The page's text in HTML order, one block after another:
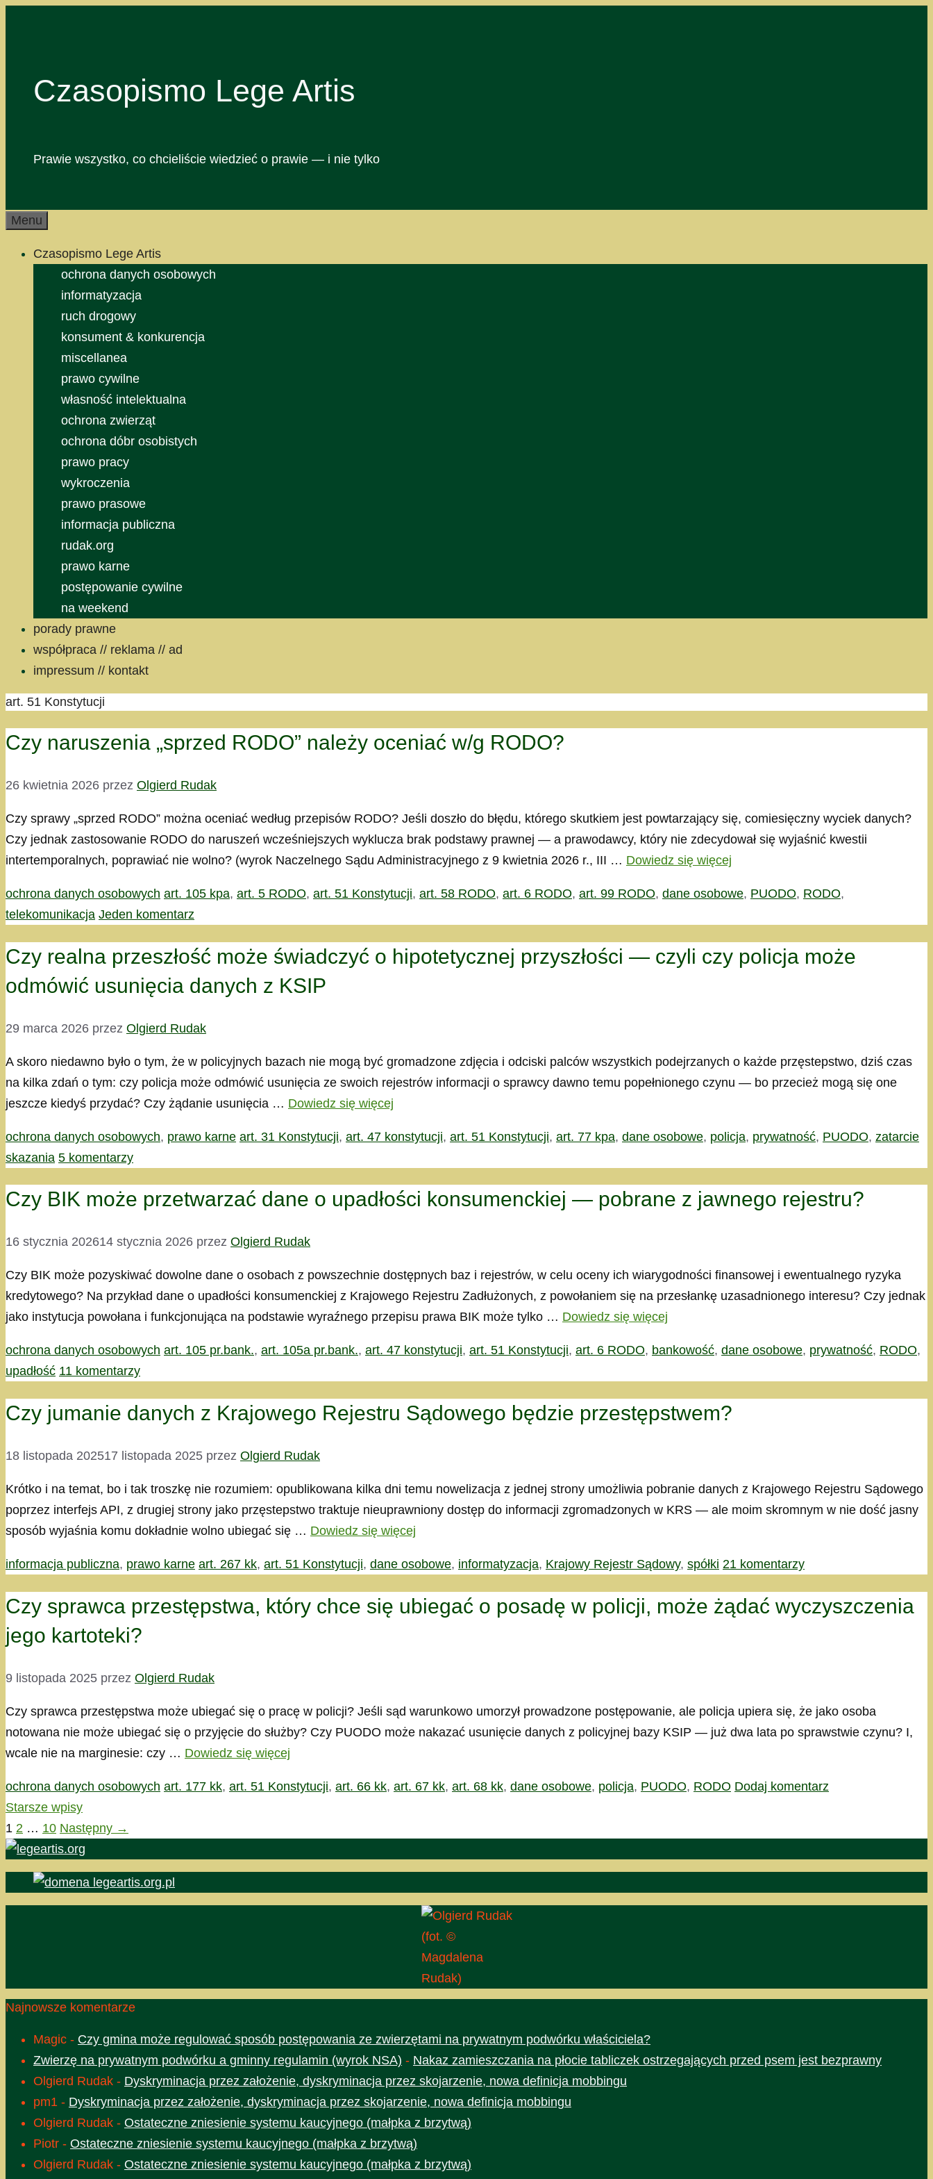
Czasopismo Lege Artis
Prawie wszystko, co chcieliście wiedzieć o prawie — i nie tylko
Menu
Czasopismo Lege Artis
ochrona danych osobowych
informatyzacja
ruch drogowy
konsument & konkurencja
miscellanea
prawo cywilne
własność intelektualna
ochrona zwierząt
ochrona dóbr osobistych
prawo pracy
wykroczenia
prawo prasowe
informacja publiczna
rudak.org
prawo karne
postępowanie cywilne
na weekend
porady prawne
współpraca // reklama // ad
impressum // kontakt
art. 51 Konstytucji
Czy naruszenia „sprzed RODO” należy oceniać w/g RODO?
26 kwietnia 2026 przez Olgierd Rudak
Czy sprawy „sprzed RODO” można oceniać według przepisów RODO? Jeśli doszło do błędu, którego skutkiem jest powtarzający się, comiesięczny wyciek danych?
Czy jednak zastosowanie RODO do naruszeń wcześniejszych wyklucza brak podstawy prawnej — a prawodawcy, który nie zdecydował się wyjaśnić kwestii
intertemporalnych, poprawiać nie wolno? (wyrok Naczelnego Sądu Administracyjnego z 9 kwietnia 2026 r., III … Dowiedz się więcej
Kategorie
ochrona danych osobowych Tagi
art. 105 kpa, art. 5 RODO, art. 51 Konstytucji, art. 58 RODO, art. 6 RODO, art. 99 RODO, dane osobowe, PUODO, RODO,
telekomunikacja Jeden komentarz
Czy realna przeszłość może świadczyć o hipotetycznej przyszłości — czyli czy policja może
odmówić usunięcia danych z KSIP
29 marca 2026 przez Olgierd Rudak
A skoro niedawno było o tym, że w policyjnych bazach nie mogą być gromadzone zdjęcia i odciski palców wszystkich podejrzanych o każde przęstepstwo, dziś czas
na kilka zdań o tym: czy policja może odmówić usunięcia ze swoich rejestrów informacji o sprawcy dawno temu popełnionego czynu — bo przecież mogą się one
jeszcze kiedyś przydać? Czy żądanie usunięcia … Dowiedz się więcej
Kategorie
ochrona danych osobowych, prawo karne Tagi
art. 31 Konstytucji, art. 47 konstytucji, art. 51 Konstytucji, art. 77 kpa, dane osobowe, policja, prywatność, PUODO, zatarcie
skazania 5 komentarzy
Czy BIK może przetwarzać dane o upadłości konsumenckiej — pobrane z jawnego rejestru?
16 stycznia 202614 stycznia 2026 przez Olgierd Rudak
Czy BIK może pozyskiwać dowolne dane o osobach z powszechnie dostępnych baz i rejestrów, w celu oceny ich wiarygodności finansowej i ewentualnego ryzyka
kredytowego? Na przykład dane o upadłości konsumenckiej z Krajowego Rejestru Zadłużonych, z powołaniem się na przesłankę uzasadnionego interesu? Czy jednak
jako instytucja powołana i funkcjonująca na podstawie wyraźnego przepisu prawa BIK może tylko … Dowiedz się więcej
Kategorie
ochrona danych osobowych Tagi
art. 105 pr.bank., art. 105a pr.bank., art. 47 konstytucji, art. 51 Konstytucji, art. 6 RODO, bankowość, dane osobowe, prywatność, RODO,
upadłość 11 komentarzy
Czy jumanie danych z Krajowego Rejestru Sądowego będzie przestępstwem?
18 listopada 202517 listopada 2025 przez Olgierd Rudak
Krótko i na temat, bo i tak troszkę nie rozumiem: opublikowana kilka dni temu nowelizacja z jednej strony umożliwia pobranie danych z Krajowego Rejestru Sądowego
poprzez interfejs API, z drugiej strony jako przęstepstwo traktuje nieuprawniony dostęp do informacji zgromadzonych w KRS — ale moim skromnym w nie dość jasny
sposób wyjaśnia komu dokładnie wolno ubiegać się … Dowiedz się więcej
Kategorie
informacja publiczna, prawo karne Tagi
art. 267 kk, art. 51 Konstytucji, dane osobowe, informatyzacja, Krajowy Rejestr Sądowy, spółki 21 komentarzy
Czy sprawca przestępstwa, który chce się ubiegać o posadę w policji, może żądać wyczyszczenia
jego kartoteki?
9 listopada 2025 przez Olgierd Rudak
Czy sprawca przestępstwa może ubiegać się o pracę w policji? Jeśli sąd warunkowo umorzył prowadzone postępowanie, ale policja upiera się, że jako osoba
notowana nie może ubiegać się o przyjęcie do służby? Czy PUODO może nakazać usunięcie danych z policyjnej bazy KSIP — już dwa lata po sprawstwie czynu? I,
wcale nie na marginesie: czy … Dowiedz się więcej
Kategorie
ochrona danych osobowych Tagi
art. 177 kk, art. 51 Konstytucji, art. 66 kk, art. 67 kk, art. 68 kk, dane osobowe, policja, PUODO, RODO Dodaj komentarz
Starsze wpisy
Strona
1 Strona
2 … Strona
10 Następny →
(fot. ©
Magdalena
Rudak)
Najnowsze komentarze
Magic - Czy gmina może regulować sposób postępowania ze zwierzętami na prywatnym podwórku właściciela?
Zwierzę na prywatnym podwórku a gminny regulamin (wyrok NSA) - Nakaz zamieszczania na płocie tabliczek ostrzegających przed psem jest bezprawny
Olgierd Rudak - Dyskryminacja przez założenie, dyskryminacja przez skojarzenie, nowa definicja mobbingu
pm1 - Dyskryminacja przez założenie, dyskryminacja przez skojarzenie, nowa definicja mobbingu
Olgierd Rudak - Ostateczne zniesienie systemu kaucyjnego (małpka z brzytwą)
Piotr - Ostateczne zniesienie systemu kaucyjnego (małpka z brzytwą)
Olgierd Rudak - Ostateczne zniesienie systemu kaucyjnego (małpka z brzytwą)